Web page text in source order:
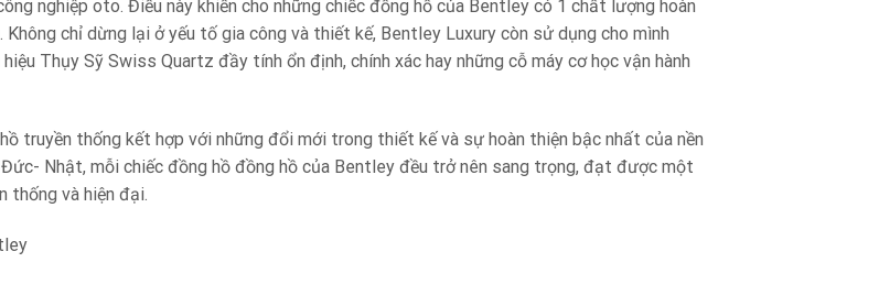
nghiệp oto. Điều này khiến cho những chiếc đồng hồ của Bentley có 1 chất lượng hoàn
chỉ dừng lại ở yếu tố gia công và thiết kế, Bentley Luxury còn sử dụng cho mình
Thụy Sỹ Swiss Quartz đầy tính ổn định, chính xác hay những cỗ máy cơ học vận hành
truyền thống kết hợp với những đổi mới trong thiết kế và sự hoàn thiện bậc nhất của nền
Nhật, mỗi chiếc đồng hồ đồng hồ của Bentley đều trở nên sang trọng, đạt được một
thống và hiện đại.